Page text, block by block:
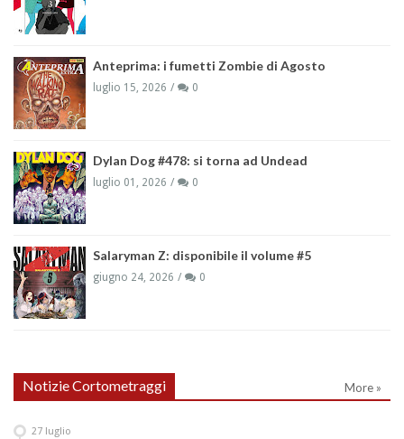
Anteprima: i fumetti Zombie di Agosto
luglio 15, 2026 0
Dylan Dog #478: si torna ad Undead
luglio 01, 2026 0
Salaryman Z: disponibile il volume #5
giugno 24, 2026 0
Notizie Cortometraggi More »
27 luglio